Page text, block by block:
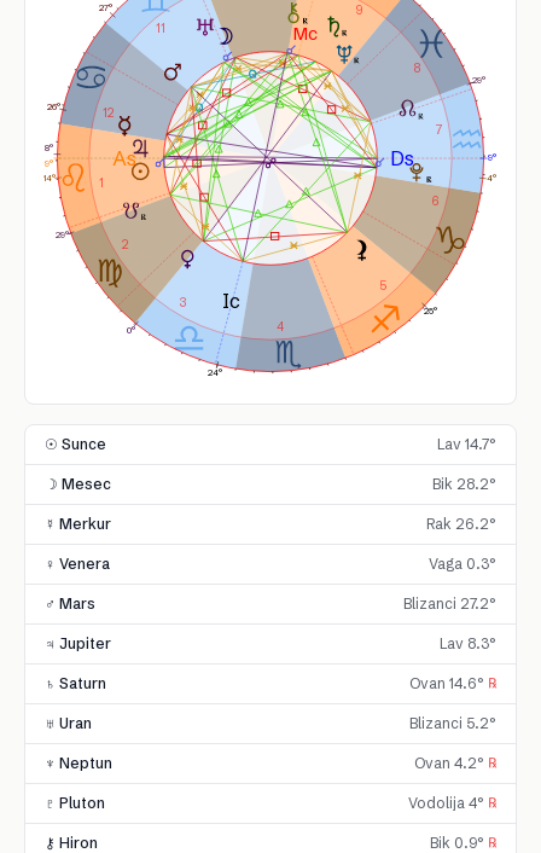
1
2
3
4
5
6
7
8
9
11
12
14°
26°
0°
27°
8°
4°
29°
9°
9°
24°
25°
29°
☉ Sunce Lav 14.7°
☽ Mesec Bik 28.2°
☿ Merkur Rak 26.2°
♀ Venera Vaga 0.3°
♂ Mars Blizanci 27.2°
♃ Jupiter Lav 8.3°
♄ Saturn Ovan 14.6° ℞
♅ Uran Blizanci 5.2°
♆ Neptun Ovan 4.2° ℞
♇ Pluton Vodolija 4° ℞
⚷ Hiron Bik 0.9° ℞